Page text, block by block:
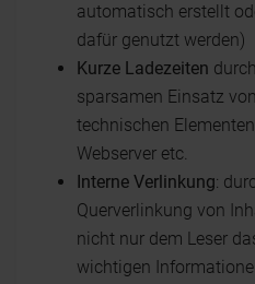
automatisch erstellt
dafür genutzt werden)
Kurze Ladezeiten
sparsamen Einsatz
technischen
Webserver etc.
Interne Verlinkung:
Querverlinkung von
nicht nur dem Leser
wichtigen